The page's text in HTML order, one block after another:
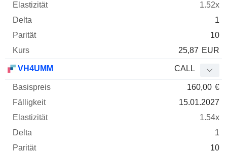
1.52x
1
10
25,87 EUR
VH4UMM CALL
160,00 €
15.01.2027
1.54x
1
10